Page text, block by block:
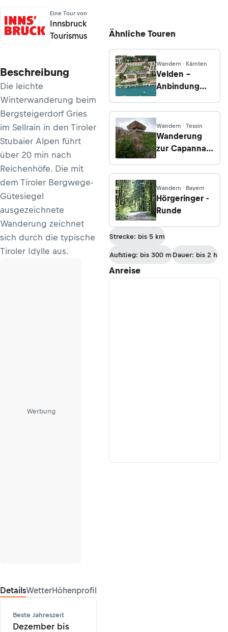
Eine Tour von
Innsbruck
Tourismus
Beschreibung
Die leichte
Winterwanderung beim
Bergsteigerdorf Gries
im Sellrain in den Tiroler
Stubaier Alpen führt
über 20 min nach
Reichenhöfe. Die mit
dem Tiroler Bergwege-
Gütesiegel
ausgezeichnete
Wanderung zeichnet
sich durch die typische
Tiroler Idylle aus.
Werbung
DetailsWetterHöhenprofil
Beste Jahreszeit
Dezember bis
Ähnliche Touren
Wandern · Kärnten
Velden –
Anbindung
Kathreinkogel-
Runde
Wandern · Tessin
Wanderung
zur Capanna
von der Alpe
di Cruina
Wandern · Bayern
Hörgeringer -
Runde
Strecke: bis 5 km
Aufstieg: bis 300 m Dauer: bis 2 h
Anreise